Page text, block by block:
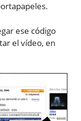
ese código
el vídeo, en